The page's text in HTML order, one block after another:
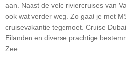
aan. Naast de vele riviercruises van
ook wat verder weg. Zo gaat je met
cruisevakantie tegemoet. Cruise
Eilanden en diverse prachtige
Zee.